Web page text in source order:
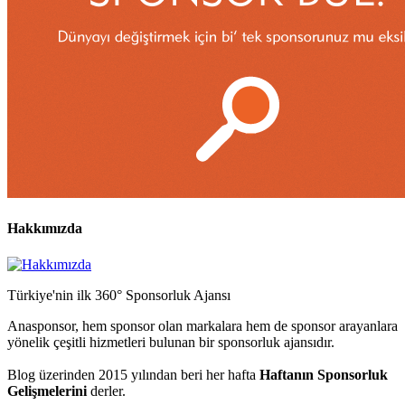
Hakkımızda
Türkiye'nin ilk 360° Sponsorluk Ajansı
Anasponsor, hem sponsor olan markalara hem de sponsor arayanlara
yönelik çeşitli hizmetleri bulunan bir sponsorluk ajansıdır.
Blog üzerinden 2015 yılından beri her hafta Haftanın Sponsorluk
Gelişmelerini derler.